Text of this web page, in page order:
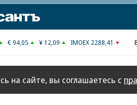
€ 94,05 ¥ 12,09 IMOEX 2288,41
на сайте, вы соглашаетесь с